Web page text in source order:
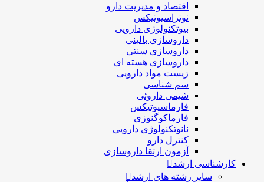
اقتصاد و مديريت دارو
نوتراسیوتیکس
بيوتكنولوژی دارویی
داروسازی بالينی
داروسازی سنتی
داروسازی هسته ای
زیست مواد دارویی
سم شناسی
شيمی داروئی
فارماسيوتيكس
فارماكوگنوزی
نانوتکنولوژی دارویی
كنترل دارو
آزمون ارتقا داروسازی
کارشناسی ارشد
سایر رشته های ارشد